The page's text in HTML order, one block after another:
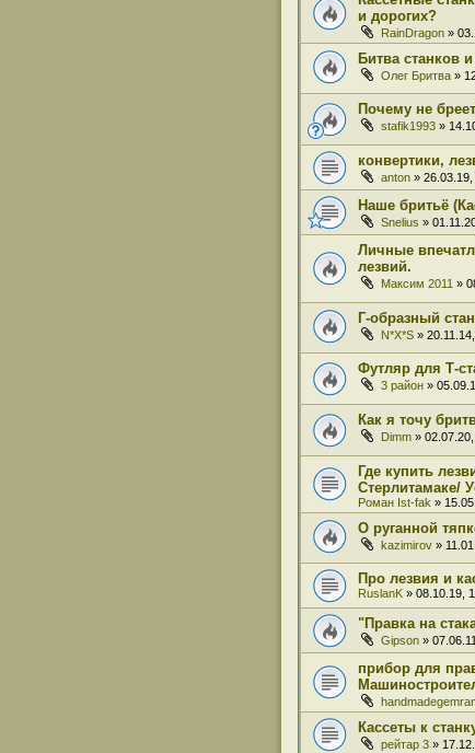
и дорогих?
RainDragon »
Битва станков
Олег Бритва »
Почему не
stafik1993 »
конвертики,
anton »
Наше бритьё
Snelius »
Личные
лезвий.
Максим 2011 »
Г-образный
N*X*S »
Футляр для Т-
3 район »
Как я точу
Dimm »
Где купить
Стерлитамаке/
Роман Ist-fak »
О руганной
kazimirov »
Про лезвия и
RuslanK » 08.10.19,
"Правка на
Gipson »
прибор для
Кассеты к
рейтар 3 »